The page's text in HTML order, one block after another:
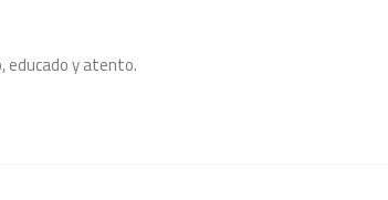
educado y atento.